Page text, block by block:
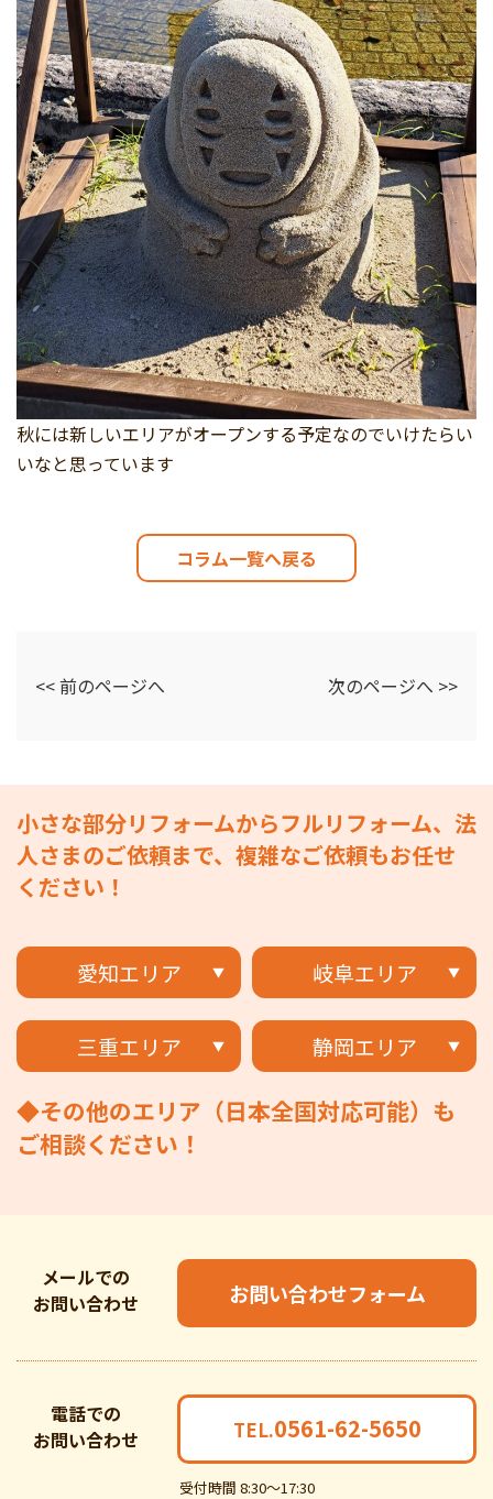
秋には新しいエリアがオープンする予定なのでいけたらい
いなと思っています
コラム一覧へ戻る
<< 前のページへ 次のページへ >>
小さな部分リフォームからフルリフォーム、法
人さまのご依頼まで、複雑なご依頼もお任せ
ください！
愛知エリア 岐阜エリア
三重エリア 静岡エリア
◆その他のエリア（日本全国対応可能）も
ご相談ください！
メールでの
お問い合わせ
お問い合わせフォーム
電話での
お問い合わせ
受付時間 8:30～17:30
TEL.0561-62-5650